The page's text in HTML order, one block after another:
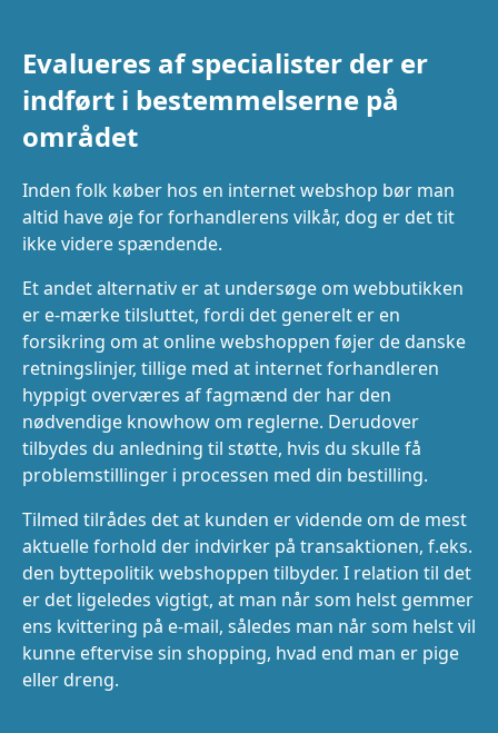
Evalueres af specialister der er
indført i bestemmelserne på
området
Inden folk køber hos en internet webshop bør man
altid have øje for forhandlerens vilkår, dog er det tit
ikke videre spændende.
Et andet alternativ er at undersøge om webbutikken
er e-mærke tilsluttet, fordi det generelt er en
forsikring om at online webshoppen føjer de danske
retningslinjer, tillige med at internet forhandleren
hyppigt overværes af fagmænd der har den
nødvendige knowhow om reglerne. Derudover
tilbydes du anledning til støtte, hvis du skulle få
problemstillinger i processen med din bestilling.
Tilmed tilrådes det at kunden er vidende om de mest
aktuelle forhold der indvirker på transaktionen, f.eks.
den byttepolitik webshoppen tilbyder. I relation til det
er det ligeledes vigtigt, at man når som helst gemmer
ens kvittering på e-mail, således man når som helst vil
kunne eftervise sin shopping, hvad end man er pige
eller dreng.